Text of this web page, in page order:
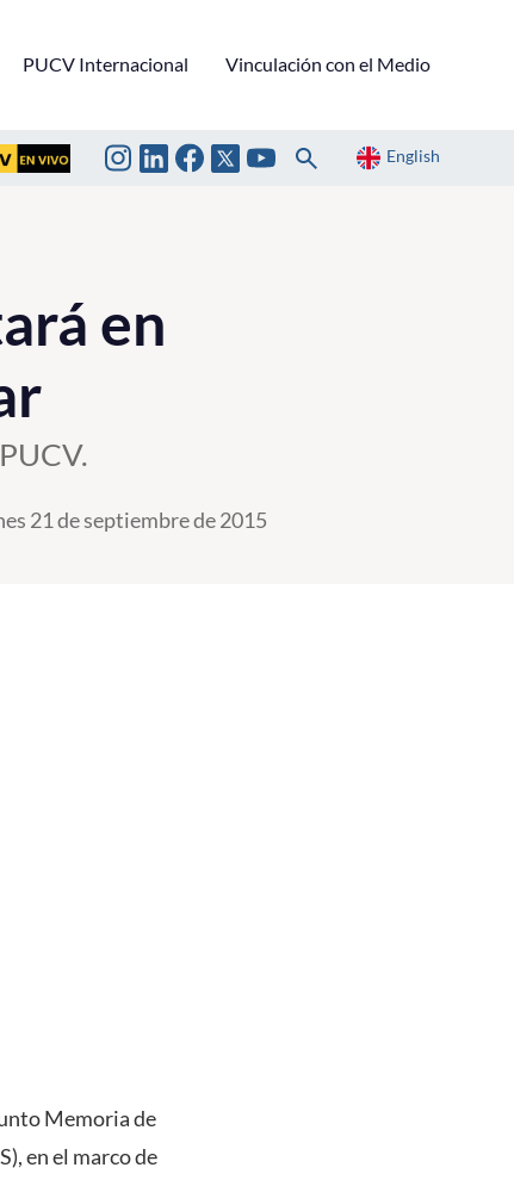
PUCV Internacional Vinculación con el Medio
English
en
21 de septiembre de 2015
Memoria de
en el marco de